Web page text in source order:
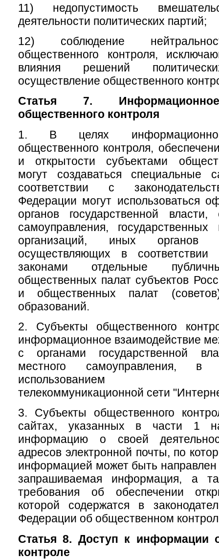
11) недопустимость
деятельности политических партий;
12) соблюдение
общественного контроля,
влияния решений
осуществление общественного
Статья 7.
общественного контроля
1. В целях
общественного контроля,
и открытости субъектами
могут создаваться
соответствии с
Федерации могут использоваться
органов государственной власти,
самоуправления,
организаций, иных органов
осуществляющих в
законами отдельные
общественных палат субъектов
и общественных палат
образований.
2. Субъекты общественного
информационное взаимодействие
с органами государственной
местного
использованием
телекоммуникационной сети
3. Субъекты общественного
сайтах, указанных в части 1
информацию о своей
адресов электронной почты, по
информацией может быть направлен
запрашиваемая информация, а
требования об обеспечении
которой содержатся в
Федерации об общественном
Статья 8. Доступ к информации
контроле